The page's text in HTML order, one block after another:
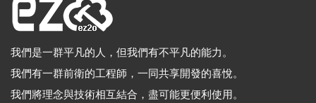
我們是一群平凡的人，但我們有不平凡的能力。
我們有一群前衛的工程師，一同共享開發的喜悅。
我們將理念與技術相互結合，盡可能更便利使用。